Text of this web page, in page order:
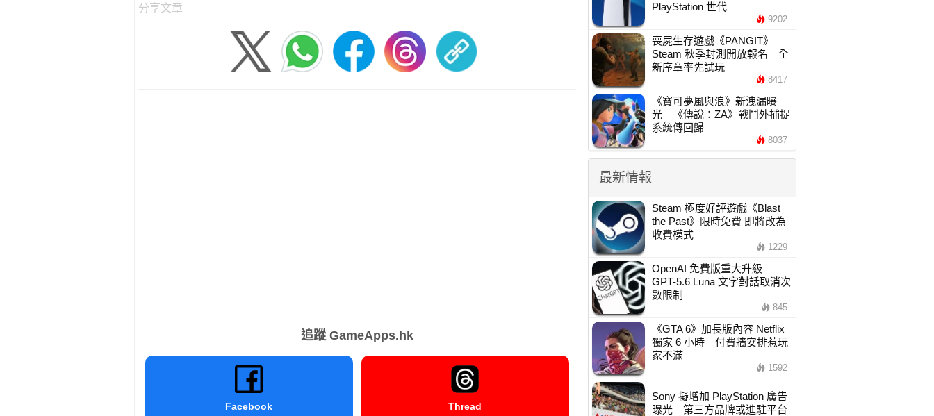
分享文章
追蹤 GameApps.hk
Facebook Thread
PlayStation 世代
9202
喪屍生存遊戲《PANGIT》
Steam 秋季封測開放報名 全
新序章率先試玩
8417
《寶可夢風與浪》新洩漏曝
光 《傳說：ZA》戰鬥外捕捉
系統傳回歸
8037
最新情報
Steam 極度好評遊戲《Blast
the Past》限時免費 即將改為
收費模式
1229
OpenAI 免費版重大升級
GPT-5.6 Luna 文字對話取消次
數限制
845
《GTA 6》加長版內容 Netflix
獨家 6 小時 付費牆安排惹玩
家不滿
1592
Sony 擬增加 PlayStation 廣告
曝光 第三方品牌或進駐平台